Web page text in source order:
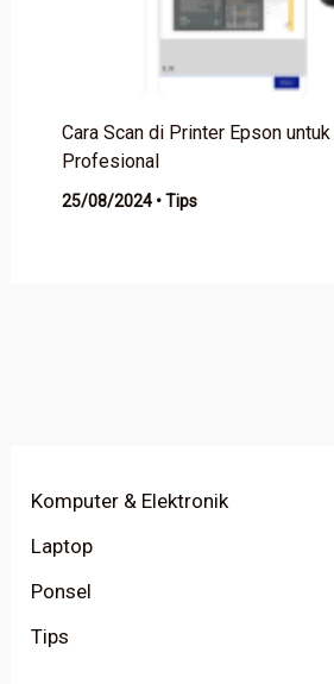
Cara Scan di Printer Epson
Profesional
25/08/2024 •Tips
Komputer & Elektronik
Laptop
Ponsel
Tips